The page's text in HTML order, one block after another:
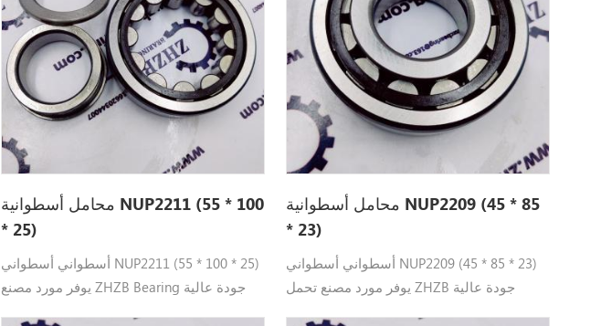
محامل أسطوانية NUP2211 (55 * 100
* 25)
أسطواني أسطواني NUP2211 (55 * 100 * 25)
يوفر مورد مصنع ZHZB Bearing جودة عالية
محامل أسطوانية NUP2209 (45 * 85
* 23)
أسطواني أسطواني NUP2209 (45 * 85 * 23)
يوفر مورد مصنع تحمل ZHZB جودة عالية